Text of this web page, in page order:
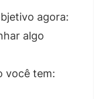
agora:
algo
você tem: